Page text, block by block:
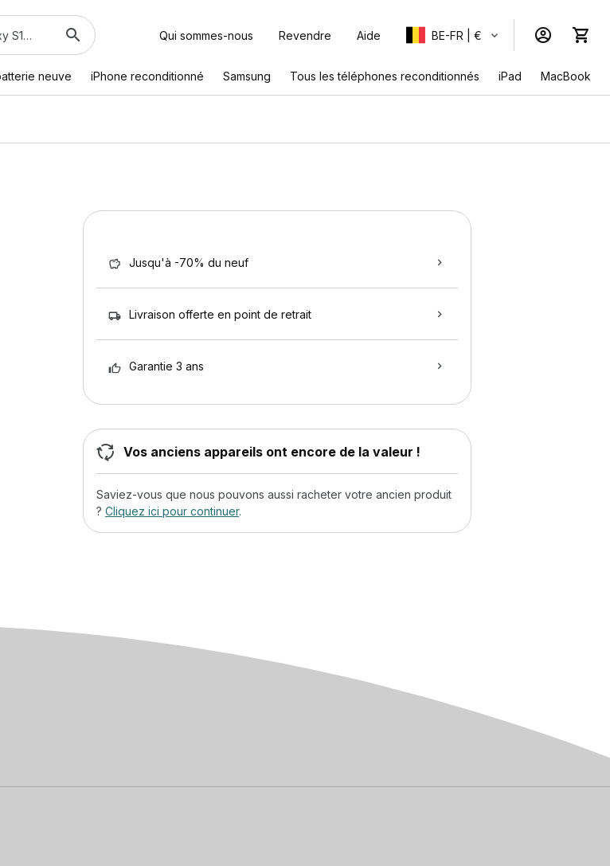
Qui sommes-nous Revendre Aide BE-FR | €
neuve iPhone reconditionné Samsung Tous les téléphones reconditionnés iPad MacBook
Jusqu'à -70% du neuf
Livraison offerte en point de retrait
Garantie 3 ans
Vos anciens appareils ont encore de la valeur !
Saviez-vous que nous pouvons aussi racheter votre ancien produit
? Cliquez ici pour continuer.